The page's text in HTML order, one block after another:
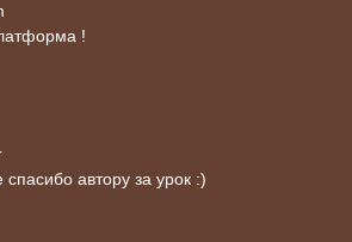
!
автору за урок :)